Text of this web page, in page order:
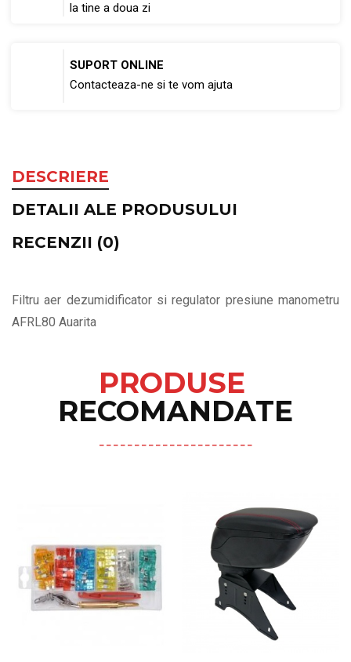
la tine a doua zi
SUPORT ONLINE
Contacteaza-ne si te vom ajuta
DESCRIERE
DETALII ALE PRODUSULUI
RECENZII (0)
Filtru aer dezumidificator si regulator presiune manometru
AFRL80 Auarita
PRODUSE
RECOMANDATE